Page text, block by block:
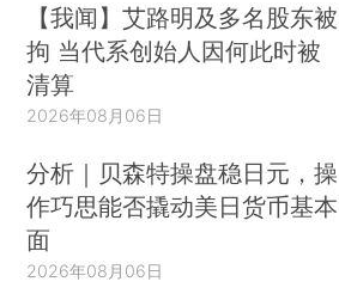
【我闻】艾路明及多名股东被
拘 当代系创始人因何此时被
清算
2026年08月06日
分析｜贝森特操盘稳日元，操
作巧思能否撬动美日货币基本
面
2026年08月06日